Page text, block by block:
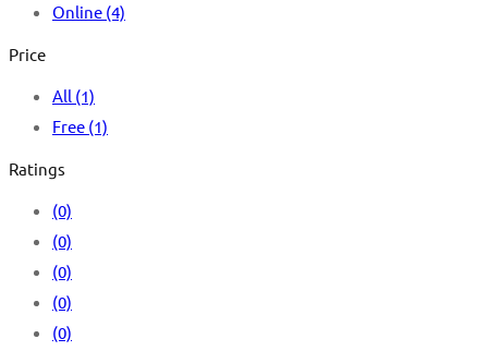
Online (4)
Price
All (1)
Free (1)
Ratings
(0)
(0)
(0)
(0)
(0)